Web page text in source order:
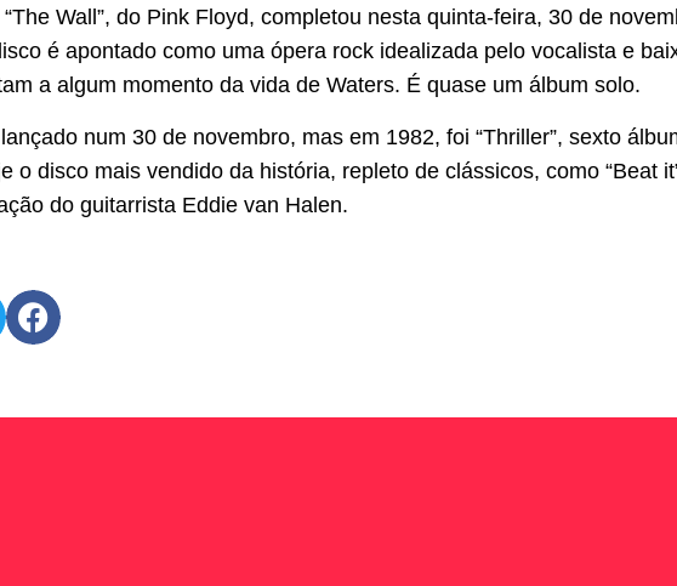
Wall”, do Pink Floyd, completou nesta quinta-feira, 30 de
é apontado como uma ópera rock idealizada pelo vocalista e
a algum momento da vida de Waters. É quase um álbum solo.
num 30 de novembro, mas em 1982, foi “Thriller”, sexto
o disco mais vendido da história, repleto de clássicos, como “Beat
do guitarrista Eddie van Halen.